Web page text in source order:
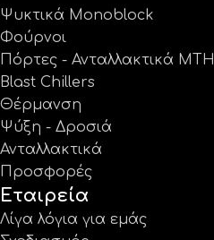
Ψυκτικά Monoblock
Φούρνοι
Πόρτες - Ανταλλακτικά MTH
Blast Chillers
Θέρμανση
Ψύξη - Δροσιά
Ανταλλακτικά
Προσφορές
Εταιρεία
Λίγα λόγια για εμάς